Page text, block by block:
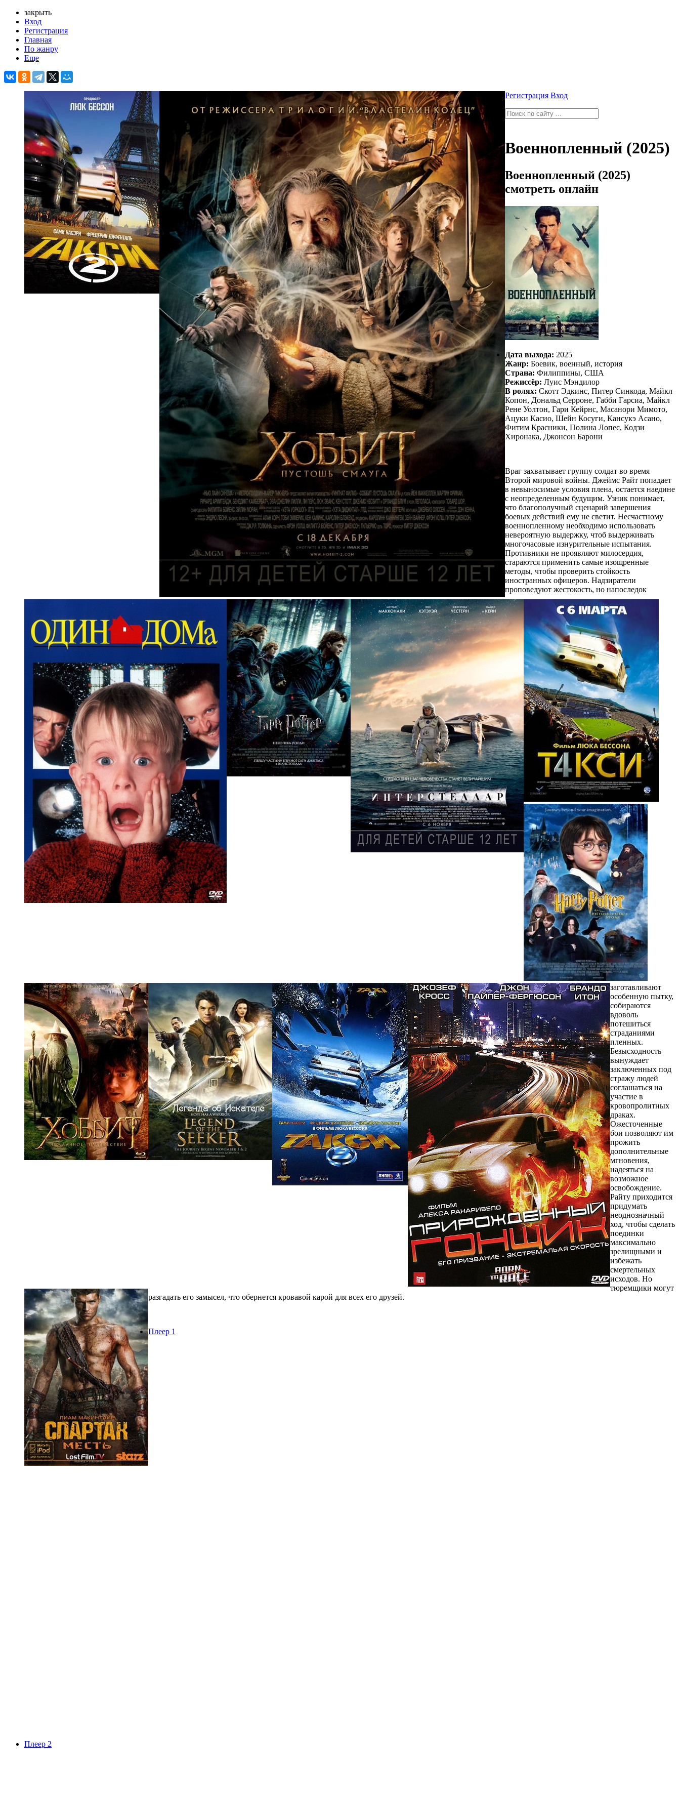
закрыть
Вход
Регистрация
Главная
По жанру
Еще
Регистрация Вход
Военнопленный (2025)
Военнопленный (2025)
смотреть онлайн
Дата выхода: 2025
Жанр: Боевик, военный, история
Страна: Филиппины, США
Режиссёр: Луис Мэндилор
В ролях: Скотт Эдкинс, Питер Синкода, Майкл
Копон, Дональд Серроне, Габби Гарсиа, Майкл
Рене Уолтон, Гари Кейрнс, Масанори Мимото,
Ацуки Касио, Шейн Косуги, Кансукэ Асано,
Фитим Красники, Полина Лопес, Кодзи
Хиронака, Джонсон Барони
Враг захватывает группу солдат во время
Второй мировой войны. Джеймс Райт попадает
в невыносимые условия плена, остается наедине
с неопределенным будущим. Узник понимает,
что благополучный сценарий завершения
боевых действий ему не светит. Несчастному
военнопленному необходимо использовать
невероятную выдержку, чтоб выдерживать
многочасовые изнурительные испытания.
Противники не проявляют милосердия,
стараются применить самые изощренные
методы, чтобы проверить стойкость
иностранных офицеров. Надзиратели
проповедуют жестокость, но напоследок
заготавливают
особенную пытку,
собираются
вдоволь
потешиться
страданиями
пленных.
Безысходность
вынуждает
заключенных под
стражу людей
соглашаться на
участие в
кровопролитных
драках.
Ожесточенные
бои позволяют им
прожить
дополнительные
мгновения,
надеяться на
возможное
освобождение.
Райту приходится
придумать
неоднозначный
ход, чтобы сделать
поединки
максимально
зрелищными и
избежать
смертельных
исходов. Но
тюремщики могут
разгадать его замысел, что обернется кровавой карой для всех его друзей.
Плеер 1
Плеер 2